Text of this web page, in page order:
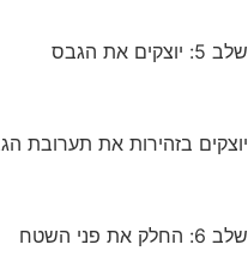
שלב 5: יוצקים את הגבס
יוצקים בזהירות את תערובת
שלב 6: החלק את פני השטח